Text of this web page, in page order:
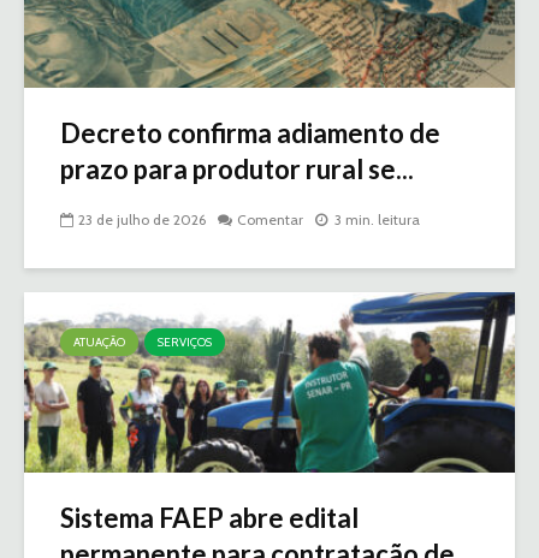
Decreto confirma adiamento de
prazo para produtor rural se...
23 de julho de 2026 Comentar 3 min. leitura
ATUAÇÃO SERVIÇOS
Sistema FAEP abre edital